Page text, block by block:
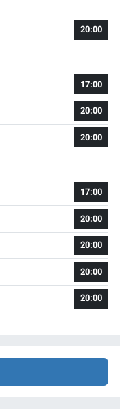
20:00
17:00
20:00
20:00
17:00
20:00
20:00
20:00
20:00